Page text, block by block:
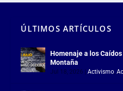
ÚLTIMOS ARTÍCULOS
Homenaje a los
Montaña
Jul 18, 2026 |Activismo,